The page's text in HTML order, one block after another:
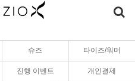
슈즈 타이즈/워머
진행 이벤트 개인결제